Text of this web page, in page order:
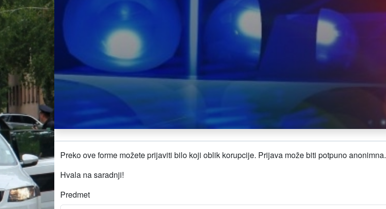
Preko ove forme možete prijaviti bilo koji oblik korupcije. Prijava može biti potpuno anonimna.
Hvala na saradnji!
Predmet